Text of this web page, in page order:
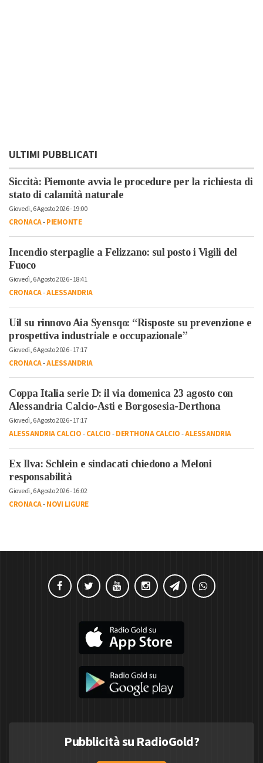
ULTIMI PUBBLICATI
Siccità: Piemonte avvia le procedure per la richiesta di
stato di calamità naturale
Giovedì, 6 Agosto 2026 - 19:00
CRONACA-PIEMONTE
Incendio sterpaglie a Felizzano: sul posto i Vigili del
Fuoco
Giovedì, 6 Agosto 2026 - 18:41
CRONACA-ALESSANDRIA
Uil su rinnovo Aia Syensqo: “Risposte su prevenzione e
prospettiva industriale e occupazionale”
Giovedì, 6 Agosto 2026 - 17:17
CRONACA-ALESSANDRIA
Coppa Italia serie D: il via domenica 23 agosto con
Alessandria Calcio-Asti e Borgosesia-Derthona
Giovedì, 6 Agosto 2026 - 17:17
ALESSANDRIA CALCIO-CALCIO-DERTHONA CALCIO-ALESSANDRIA
Ex Ilva: Schlein e sindacati chiedono a Meloni
responsabilità
Giovedì, 6 Agosto 2026 - 16:02
CRONACA-NOVI LIGURE
Pubblicità su RadioGold?